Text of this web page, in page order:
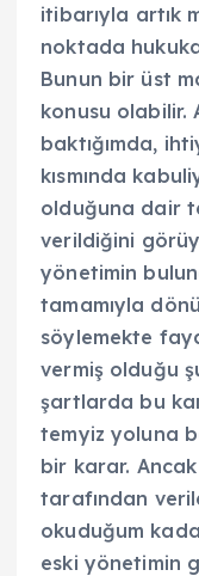
itibarıyla artık
noktada
Bunun bir üst
konusu olabilir.
baktığımda,
kısmında
olduğuna dair
verildiğini
yönetimin
tamamıyla
söylemekte
vermiş olduğu
şartlarda bu
temyiz yoluna
bir karar.
tarafından
okuduğum
eski yönetimin